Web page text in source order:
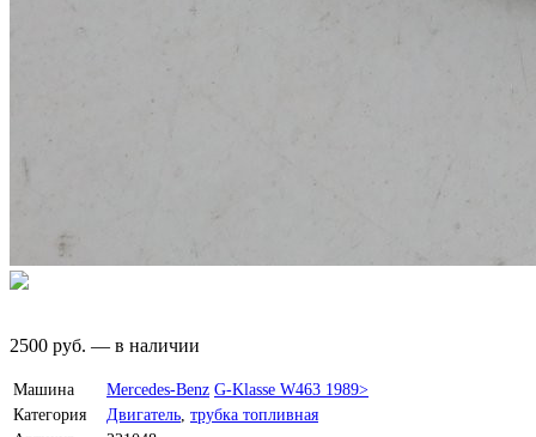
2500 руб. — в наличии
Машина Mercedes-Benz G-Klasse W463 1989>
Категория
Двигатель трубка топливная